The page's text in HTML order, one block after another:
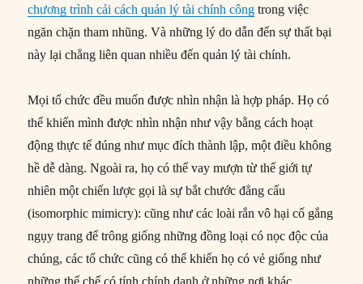
chương trình cải cách quản lý tài chính công trong việc
ngăn chặn tham nhũng. Và những lý do dẫn đến sự thất bại
này lại chẳng liên quan nhiều đến quản lý tài chính.
Mọi tổ chức đều muốn được nhìn nhận là hợp pháp. Họ có
thể khiến mình được nhìn nhận như vậy bằng cách hoạt
động thực tế đúng như mục đích thành lập, một điều không
hề dễ dàng. Ngoài ra, họ có thể vay mượn từ thế giới tự
nhiên một chiến lược gọi là sự bắt chước đẳng cấu
(isomorphic mimicry): cũng như các loài rắn vô hại cố gắng
ngụy trang để trông giống những đồng loại có nọc độc của
chúng, các tổ chức cũng có thể khiến họ có vẻ giống như